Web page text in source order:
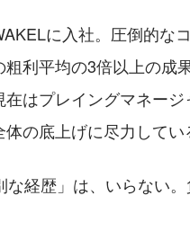
に入社。圧倒的な
利平均の3倍以上の成
はプレイングマネー
の底上げに尽力してい
経歴」は、いらない